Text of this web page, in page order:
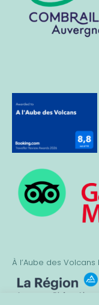
À l’Aube des